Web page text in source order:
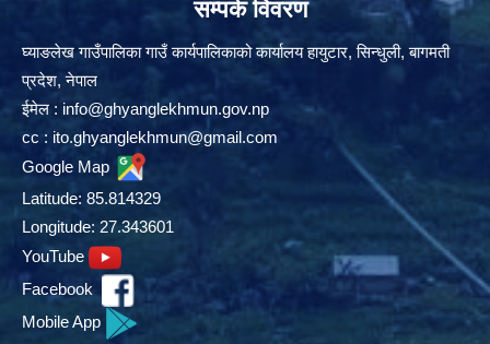
सम्पर्क विवरण
घ्याङलेख गाउँपालिका गाउँ कार्यपालिकाको कार्यालय हायुटार, सिन्धुली, बागमती
प्रदेश, नेपाल
ईमेल : info@ghyanglekhmun.gov.np
cc : ito.ghyanglekhmun@gmail.com
Google Map
Latitude: 85.814329
Longitude: 27.343601
YouTube
Facebook
Mobile App